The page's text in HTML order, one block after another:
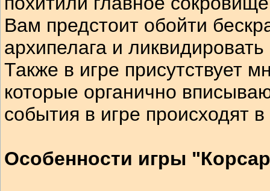
Вам предстоит обойти
архипелага и
Также в игре присутствует
которые органично
события в игре происходят
Особенности игры